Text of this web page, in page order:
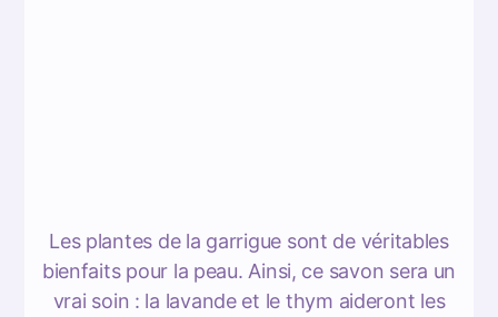
Les plantes de la garrigue sont de véritables
bienfaits pour la peau. Ainsi, ce savon sera un
vrai soin : la lavande et le thym aideront les